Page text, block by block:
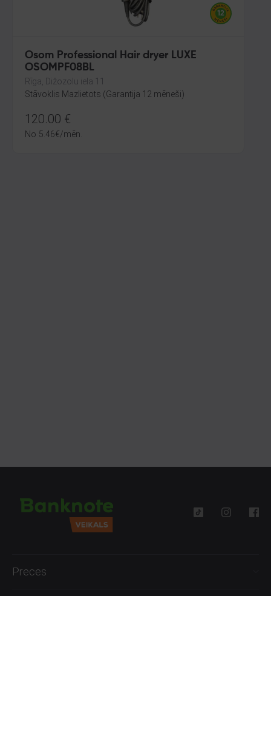
Osom Professional Hair dryer LUXE
OSOMPF08BL
Rīga, Dižozolu iela 11
Stāvoklis Mazlietots (Garantija 12 mēneši)
120.00 €
No 5.46€/mēn.
Preces